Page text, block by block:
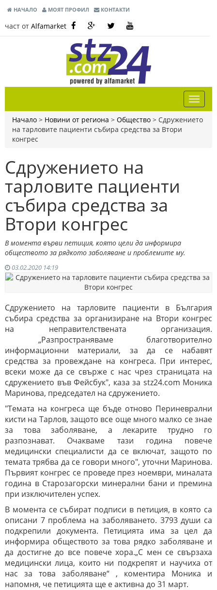
НАЧАЛО МОЯТ ПРОФИЛ КОНТАКТИ
част от Alfamarket
Начало > Новини от региона > Общество > Сдружението
на тарловите пациенти събира средства за Втори
конгрес
Сдружението на
тарловите пациенти
събира средства за
Втори конгрес
В момента върви петиция, която цели да информира
обществото за рядкото заболяване и проблемите му.
03.02.2020 14:19
Сдружението на тарловите пациенти в България
събира средства за организиране на Втори конгрес
на неправителствената организация.
„Разпространяваме благотворително
информационни материали, за да се набавят
средства за провеждане на конгреса. При интерес,
всеки може да се свърже с нас чрез страницата на
сдружението във Фейсбук", каза за stz24.com Моника
Маринова, председател на сдружението.
"Темата на конгреса ще бъде отново Периневрални
кисти на Тарлов, защото все още много малко се знае
за това заболяване, а лекарите трудно го
разпознават. Очакваме тази година повече
медицински специалисти да се включат, защото по
темата трябва да се говори много", уточни Маринова.
Първият конгрес се проведе през ноември, миналата
година в Старозагорски минерални бани и премина
при изключителен успех.
В момента се събират подписи в петиция, в която са
описани 7 проблема на заболяването. 3793 души са
подкрепили документа. Петицията има за цел да
информира обществото за това рядко заболяване и
да достигне до все повече хора.„С мен се свързаха
медицински лица, които ни подкрепят и научиха от
нас за това заболяване“ , коментира Моника и
напомня, че петицията ще е активна до 31 март.